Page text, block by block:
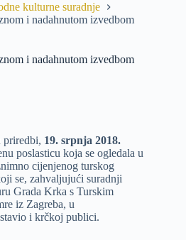
kulturne suradnje
i nadahnutom izvedbom
i nadahnutom izvedbom
priredbi, 19. srpnja 2018.
poslasticu koja se ogledala u
cijenjenog turskog
se, zahvaljujući suradnji
Grada Krka s Turskim
iz Zagreba, u
i krčkoj publici.